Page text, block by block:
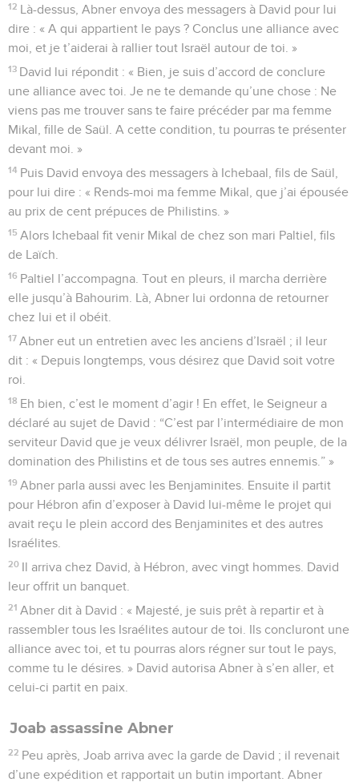
12 Là-dessus, Abner envoya des messagers à David pour lui
dire : « A qui appartient le pays ? Conclus une alliance avec
moi, et je t’aiderai à rallier tout Israël autour de toi. »
13 David lui répondit : « Bien, je suis d’accord de conclure
une alliance avec toi. Je ne te demande qu’une chose : Ne
viens pas me trouver sans te faire précéder par ma femme
Mikal, fille de Saül. A cette condition, tu pourras te présenter
devant moi. »
14 Puis David envoya des messagers à Ichebaal, fils de Saül,
pour lui dire : « Rends-moi ma femme Mikal, que j’ai épousée
au prix de cent prépuces de Philistins. »
15 Alors Ichebaal fit venir Mikal de chez son mari Paltiel, fils
de Laïch.
16 Paltiel l’accompagna. Tout en pleurs, il marcha derrière
elle jusqu’à Bahourim. Là, Abner lui ordonna de retourner
chez lui et il obéit.
17 Abner eut un entretien avec les anciens d’Israël ; il leur
dit : « Depuis longtemps, vous désirez que David soit votre
roi.
18 Eh bien, c’est le moment d’agir ! En effet, le Seigneur a
déclaré au sujet de David : “C’est par l’intermédiaire de mon
serviteur David que je veux délivrer Israël, mon peuple, de la
domination des Philistins et de tous ses autres ennemis.” »
19 Abner parla aussi avec les Benjaminites. Ensuite il partit
pour Hébron afin d’exposer à David lui-même le projet qui
avait reçu le plein accord des Benjaminites et des autres
Israélites.
20 Il arriva chez David, à Hébron, avec vingt hommes. David
leur offrit un banquet.
21 Abner dit à David : « Majesté, je suis prêt à repartir et à
rassembler tous les Israélites autour de toi. Ils concluront une
alliance avec toi, et tu pourras alors régner sur tout le pays,
comme tu le désires. » David autorisa Abner à s’en aller, et
celui-ci partit en paix.
Joab assassine Abner
22 Peu après, Joab arriva avec la garde de David ; il revenait
d’une expédition et rapportait un butin important. Abner